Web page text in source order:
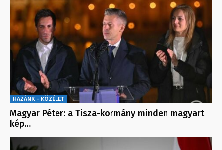
HAZÁNK - KÖZÉLET
Magyar Péter: a Tisza-kormány minden magyart
kép…